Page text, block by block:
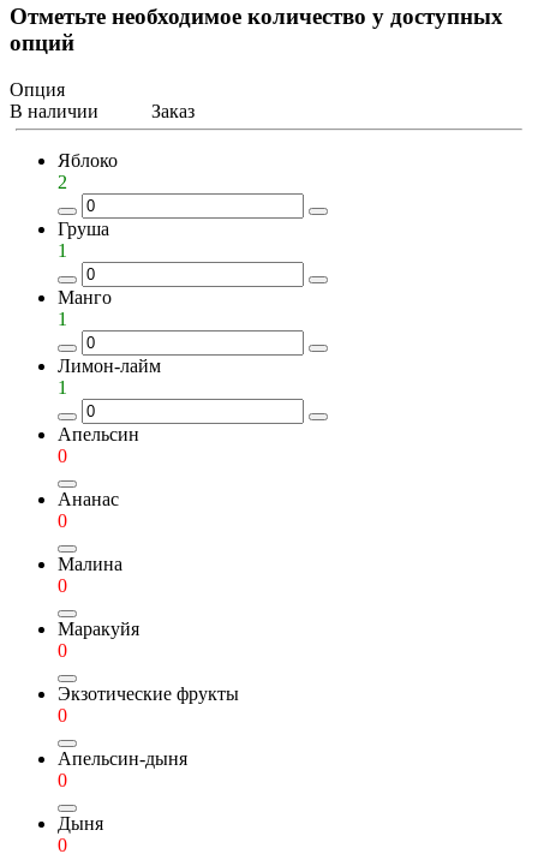
Отметьте необходимое количество у доступных
опций
Опция
В наличии
Заказ
Яблоко
2
Груша
1
Манго
1
Лимон-лайм
1
Апельсин
0
Ананас
0
Малина
0
Маракуйя
0
Экзотические фрукты
0
Апельсин-дыня
0
Дыня
0